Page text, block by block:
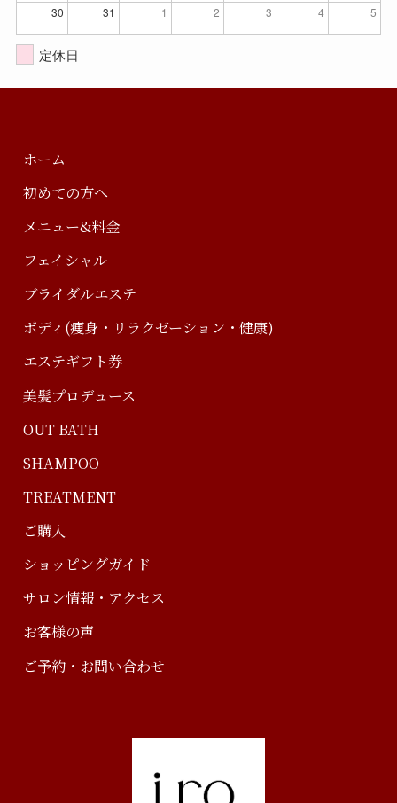
30 31 1 2 3 4 5
定休日
ホーム
初めての方へ
メニュー&料金
フェイシャル
ブライダルエステ
ボディ(痩身・リラクゼーション・健康)
エステギフト券
美髪プロデュース
OUT BATH
SHAMPOO
TREATMENT
ご購入
ショッピングガイド
サロン情報・アクセス
お客様の声
ご予約・お問い合わせ